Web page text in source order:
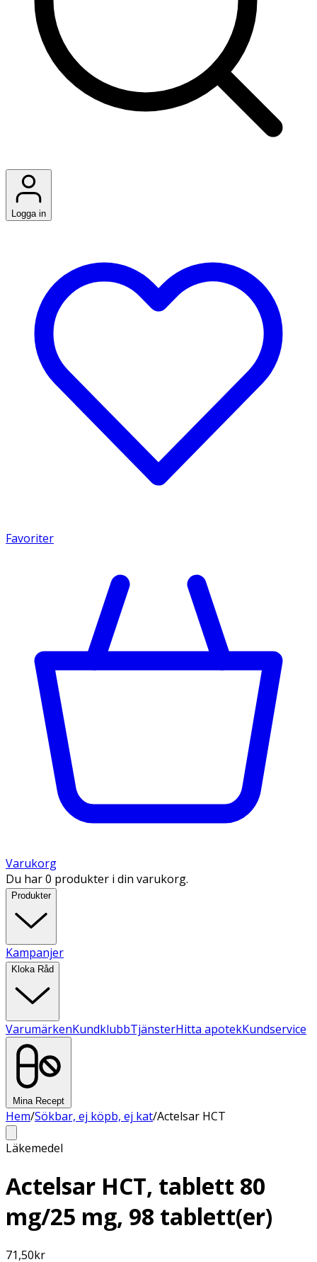
Logga in
Favoriter
Varukorg
Du har 0 produkter i din varukorg.
Produkter
Kampanjer
Kloka Råd
VarumärkenKundklubbTjänsterHitta apotekKundservice
Mina Recept
Hem/Sökbar, ej köpb, ej kat/Actelsar HCT
Läkemedel
Actelsar HCT, tablett 80
mg/25 mg, 98 tablett(er)
71,50kr